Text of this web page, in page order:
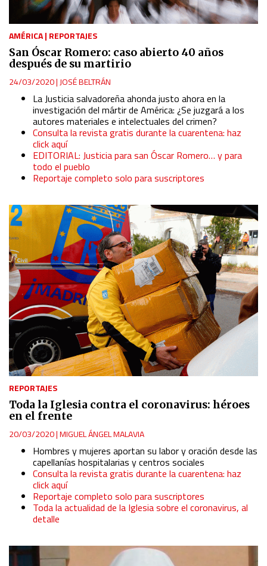
AMÉRICA| REPORTAJES
San Óscar Romero: caso abierto 40 años
después de su martirio
24/03/2020| JOSÉ BELTRÁN
La Justicia salvadoreña ahonda justo ahora en la
investigación del mártir de América: ¿Se juzgará a los
autores materiales e intelectuales del crimen?
Consulta la revista gratis durante la cuarentena: haz
click aquí
EDITORIAL: Justicia para san Óscar Romero… y para
todo el pueblo
Reportaje completo solo para suscriptores
REPORTAJES
Toda la Iglesia contra el coronavirus: héroes
en el frente
20/03/2020|MIGUEL ÁNGEL MALAVIA
Hombres y mujeres aportan su labor y oración desde las
capellanías hospitalarias y centros sociales
Consulta la revista gratis durante la cuarentena: haz
click aquí
Reportaje completo solo para suscriptores
Toda la actualidad de la Iglesia sobre el coronavirus, al
detalle